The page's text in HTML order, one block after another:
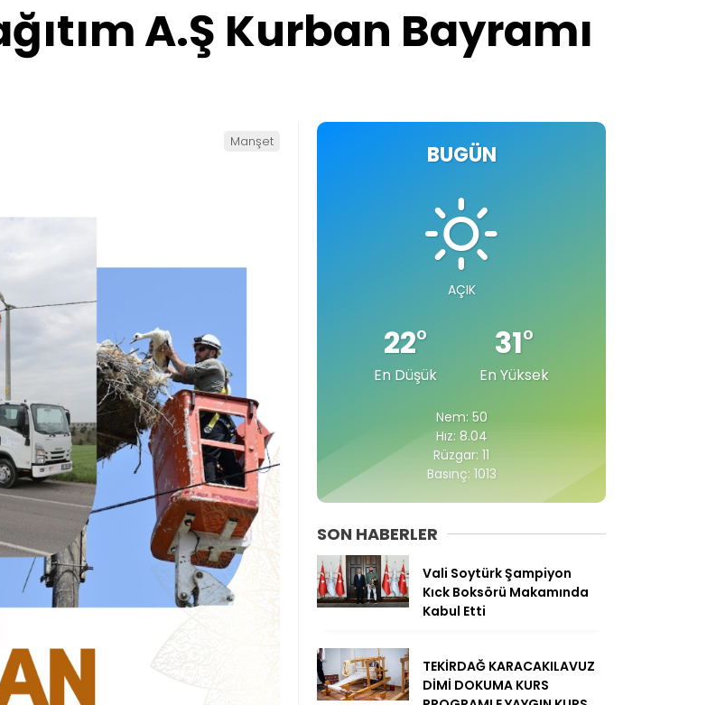
A.Ş Kurban Bayramı
Manşet BUGÜN
AÇIK
22°
En Düşük
31°
En Yüksek
Nem: 50
Hız: 8.04
Rüzgar: 11
Basınç: 1013
SON HABERLER
Vali Soytürk Şampiyon
Kıck Boksörü Makamında
Kabul Etti
TEKİRDAĞ KARACAKILAVUZ
DİMİ DOKUMA KURS